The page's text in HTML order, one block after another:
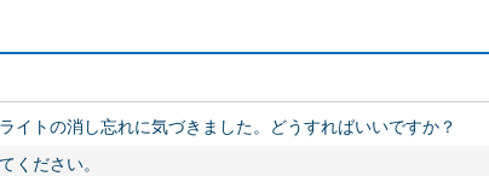
イトの消し忘れに気づきました。どうすればいいですか？
ください。